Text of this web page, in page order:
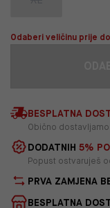
Odaberi veličinu prije
BESPLATNA
Obično
DODATNIH 5%
Popust ostvaruješ
PRVA ZAMJENA
BESPLATNA